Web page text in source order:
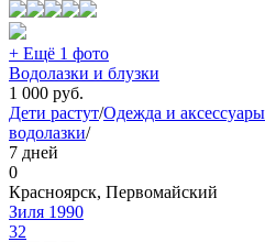
+ Ещё 1 фото
Водолазки и блузки
1 000 руб.
Дети растут/Одежда и аксессуары
водолазки/
7 дней
0
Красноярск, Первомайский
Зиля 1990
32